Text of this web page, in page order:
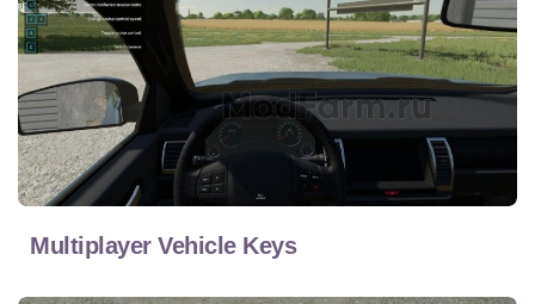
Multiplayer Vehicle Keys